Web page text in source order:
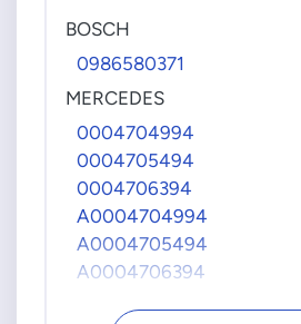
BOSCH
0986580371
MERCEDES
0004704994
0004705494
0004706394
A0004704994
A0004705494
A0004706394
PIERBURG